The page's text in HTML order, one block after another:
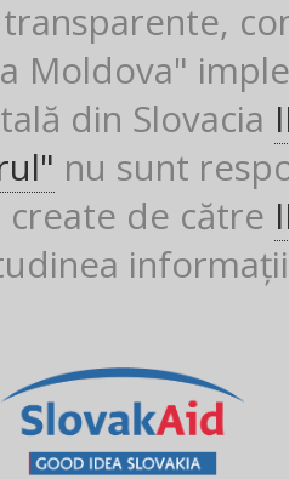
Moldova"
din Slovacia
nu sunt
de către